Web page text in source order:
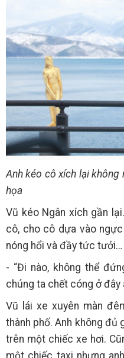
Anh kéo cô xích lại không
họa
Vũ kéo Ngân xích gần
cô, cho cô dựa vào
nóng hổi và đầy tức tưởi…
- “Đi nào, không thể
chúng ta chết cóng ở đây
Vũ lái xe xuyên màn
thành phố. Anh không đủ
trên một chiếc xe hơi.